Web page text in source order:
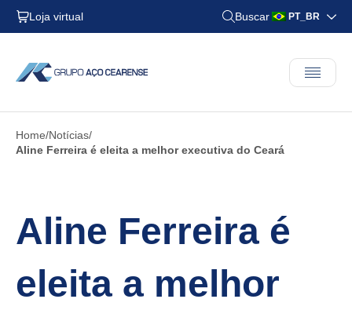
Loja virtual Buscar PT_BR
Home Notícias
Aline Ferreira é eleita a melhor executiva do Ceará
Aline Ferreira é
eleita a melhor